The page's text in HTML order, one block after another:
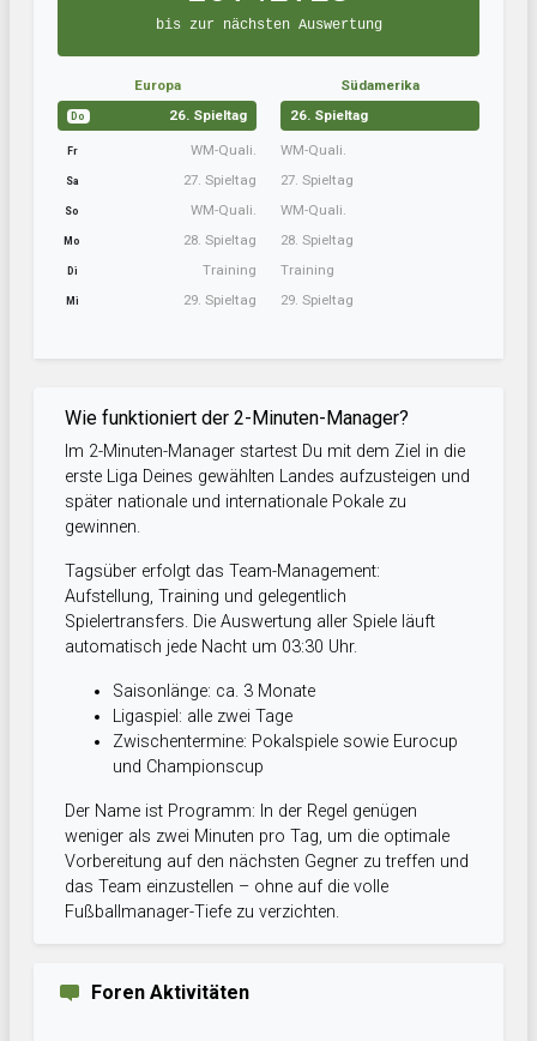
bis zur nächsten Auswertung
Europa
Do 26. Spieltag
Fr WM-Quali.
Sa 27. Spieltag
So WM-Quali.
Mo 28. Spieltag
Di Training
Mi 29. Spieltag
Südamerika
26. Spieltag
WM-Quali.
27. Spieltag
WM-Quali.
28. Spieltag
Training
29. Spieltag
Wie funktioniert der 2-Minuten-Manager?
Im 2-Minuten-Manager startest Du mit dem Ziel in die
erste Liga Deines gewählten Landes aufzusteigen und
später nationale und internationale Pokale zu
gewinnen.
Tagsüber erfolgt das Team-Management:
Aufstellung, Training und gelegentlich
Spielertransfers. Die Auswertung aller Spiele läuft
automatisch jede Nacht um 03:30 Uhr.
Saisonlänge: ca. 3 Monate
Ligaspiel: alle zwei Tage
Zwischentermine: Pokalspiele sowie Eurocup
und Championscup
Der Name ist Programm: In der Regel genügen
weniger als zwei Minuten pro Tag, um die optimale
Vorbereitung auf den nächsten Gegner zu treffen und
das Team einzustellen – ohne auf die volle
Fußballmanager-Tiefe zu verzichten.
Foren Aktivitäten